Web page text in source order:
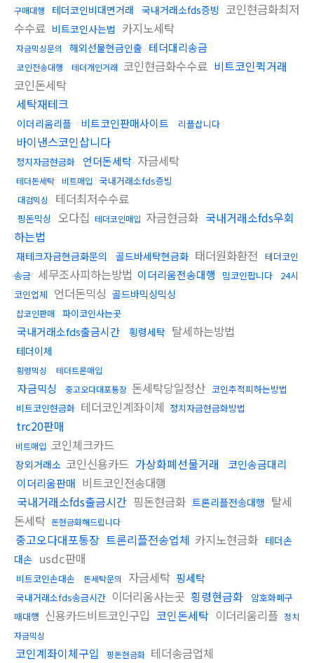
구매대행
테더코인비대면거래 국내거래소fds증빙 코인현금화최저
수수료 비트코인사는법 카지노세탁
자금믹싱문의 해외선물현금인출 테더대리송금
코인전송대행 테더개인거래 코인현금화수수료 비트코인퀵거래
코인돈세탁
세탁재테크
이더리움리플 비트코인판매사이트 리플삽니다
바이낸스코인삽니다
정치자금현금화 언더돈세탁 자금세탁
테더돈세탁 비트매입 국내거래소fds증빙
대검믹싱 테더최저수수료
핑돈믹싱 오다집 테더코인매입 자금현금화 국내거래소fds우회
하는법
재테크자금현금화문의 골드바세탁현금화 태더원화환전 테더코인
송금
세무조사피하는방법 이더리움전송대행 밈코인팝니다
24시
코인업체 언더돈믹싱 골드바믹싱믹싱
잡코인판매 파이코인사는곳
국내거래소fds출금시간 횡령세탁 탈세하는방법
테더이체
횡령믹싱 테더트론매입
자금믹싱 중고오다대포통장 돈세탁당일정산 코인추적피하는방법
비트코인현금화 테더코인계좌이체 정치자금현금화방법
trc20판매
비트매입 코인체크카드
장외거래소 코인신용카드 가상화폐선물거래
코인송금대리
이더리움판매 비트코인전송대행
국내거래소fds출금시간 핑돈현금화 트론리플전송대행 탈세
돈세탁 돈현금화해드립니다
중고오다대포통장 트론리플전송업체 카지노현금화 테더손
대손 usdc판매
비트코인손대손 돈세탁문의 자금세탁 핑세탁
국내거래소fds송금시간 이더리움사는곳 횡령현금화
암호화폐구
매대행 신용카드비트코인구입 코인돈세탁 이더리움리플 정치
자금믹싱
코인계좌이체구입 핑돈현금화 테더송금업체